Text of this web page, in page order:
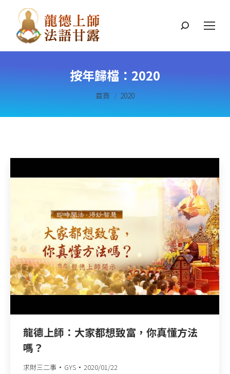
搜
按年歸檔： 2020
您在這裡：
首頁 2020
龍德上師：大家都想致富，你真懂方法
嗎？
求財三二事 GYS 2020/01/22